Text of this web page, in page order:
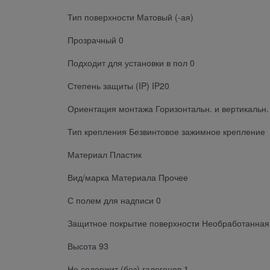
Тип поверхности Матовый (-ая)
Прозрачный 0
Подходит для установки в пол 0
Степень защиты (IP) IP20
Ориентация монтажа Горизонтальн. и вертикальн.
Тип крепления Безвинтовое зажимное крепление
Материал Пластик
Вид/марка Материала Прочее
С полем для надписи 0
Защитное покрытие поверхности
Высота 93